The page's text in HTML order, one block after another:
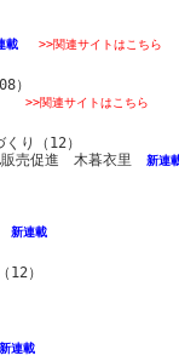
載 >>関連サイトはこちら
）
>>関連サイトはこちら
くり（12）
販売促進 木暮衣里
新連
新連載
12）
新連載